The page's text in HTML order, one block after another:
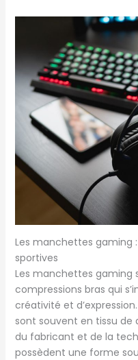
Les manchettes gaming
sportives
Les manchettes gaming
compressions bras qui
créativité et
sont souvent en tissu
du fabricant et de la
possèdent une forme